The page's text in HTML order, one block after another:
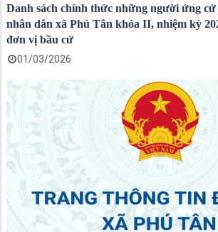
Danh sách chính thức những người ứng
nhân dân xã Phú Tân khóa II, nhiệm kỳ
đơn vị bầu cử
01/03/2026